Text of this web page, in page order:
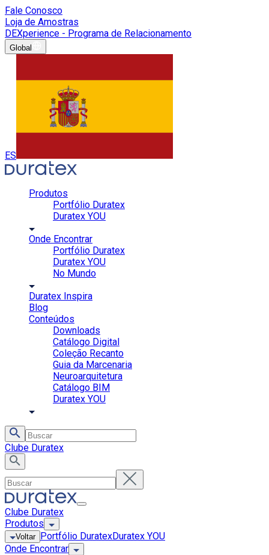
Fale Conosco
Loja de Amostras
DEXperience - Programa de Relacionamento
Global
ES
Produtos
Portfólio Duratex
Duratex YOU
Onde Encontrar
Portfólio Duratex
Duratex YOU
No Mundo
Duratex Inspira
Blog
Conteúdos
Downloads
Catálogo Digital
Coleção Recanto
Guia da Marcenaria
Neuroarquitetura
Catálogo BIM
Duratex YOU
Clube Duratex
Clube Duratex
Produtos
Voltar Portfólio DuratexDuratex YOU
Onde Encontrar